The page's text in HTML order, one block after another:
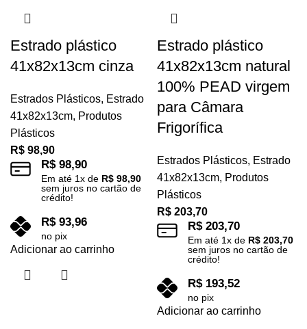
Estrado plástico
41x82x13cm cinza
Estrados Plásticos, Estrado
41x82x13cm, Produtos
Plásticos
R$ 98,90
R$98,90
Em até 1x de R$ 98,90
sem juros no cartão de
crédito!
R$93,96
no pix
Adicionar ao carrinho
Estrado plástico
41x82x13cm natural
100% PEAD virgem
para Câmara
Frigorífica
Estrados Plásticos, Estrado
41x82x13cm, Produtos
Plásticos
R$ 203,70
R$203,70
Em até 1x de R$ 203,70
sem juros no cartão de
crédito!
R$193,52
no pix
Adicionar ao carrinho